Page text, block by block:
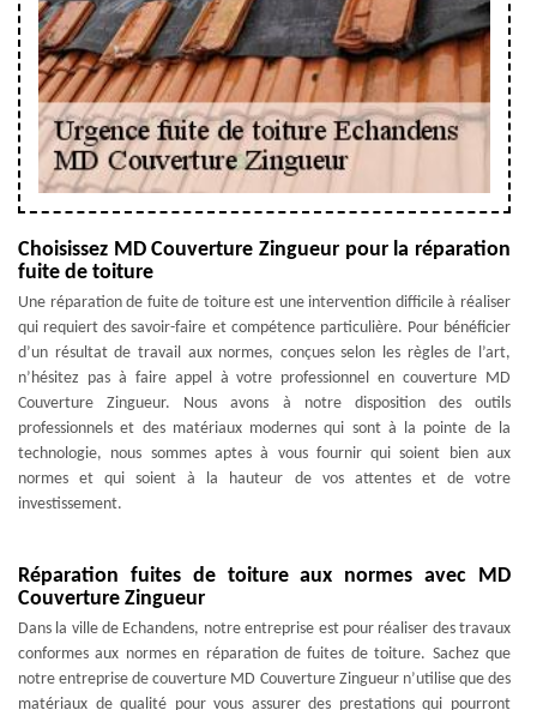
Choisissez MD Couverture Zingueur pour la réparation
fuite de toiture
Une réparation de fuite de toiture est une intervention difficile à réaliser
qui requiert des savoir-faire et compétence particulière. Pour bénéficier
d’un résultat de travail aux normes, conçues selon les règles de l’art,
n’hésitez pas à faire appel à votre professionnel en couverture MD
Couverture Zingueur. Nous avons à notre disposition des outils
professionnels et des matériaux modernes qui sont à la pointe de la
technologie, nous sommes aptes à vous fournir qui soient bien aux
normes et qui soient à la hauteur de vos attentes et de votre
investissement.
Réparation fuites de toiture aux normes avec MD
Couverture Zingueur
Dans la ville de Echandens, notre entreprise est pour réaliser des travaux
conformes aux normes en réparation de fuites de toiture. Sachez que
notre entreprise de couverture MD Couverture Zingueur n’utilise que des
matériaux de qualité pour vous assurer des prestations qui pourront